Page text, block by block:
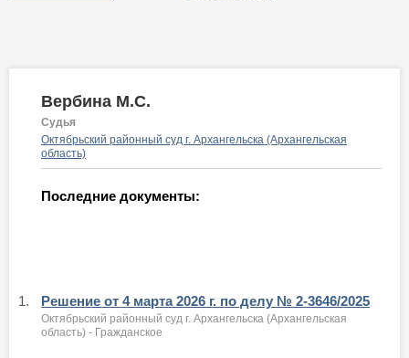
Вербина М.С.
Судья
Октябрьский районный суд г. Архангельска (Архангельская
область)
Последние документы:
1. Решение от 4 марта 2026 г. по делу № 2-3646/2025
Октябрьский районный суд г. Архангельска (Архангельская
область) - Гражданское